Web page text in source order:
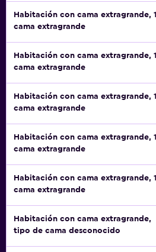
Habitación con cama extragrande, 1
cama extragrande
Habitación con cama extragrande, 1
cama extragrande
Habitación con cama extragrande, 1
cama extragrande
Habitación con cama extragrande, 1
cama extragrande
Habitación con cama extragrande, 1
cama extragrande
Habitación con cama extragrande,
tipo de cama desconocido